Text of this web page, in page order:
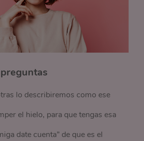
lo describiremos como ese
el hielo, para que tengas esa
date cuenta” de que es el